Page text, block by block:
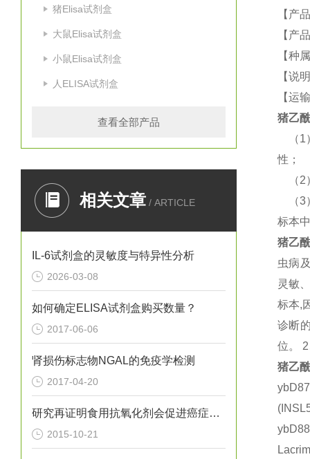
猪Elisa试剂盒
大鼠Elisa试剂盒
小鼠Elisa试剂盒
人ELISA试剂盒
查看全部产品
相关文章 / ARTICLE
IL-6试剂盒的灵敏度与特异性分析
2026-03-08
如何确定ELISA试剂盒购买数量？
2017-06-06
肾损伤标志物NGAL的免疫学检测
2017-04-20
研究再证明食用抗氧化剂会促进癌症转移
2015-10-21
【产
【产
【种
【说
【运
猪乙
（
性；
（
（
标本
猪乙
虫病
灵敏
标本,
诊断
位。
猪乙